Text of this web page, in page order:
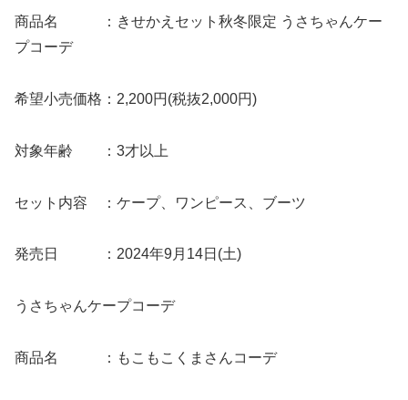
商品名 ：きせかえセット秋冬限定 うさちゃんケー
プコーデ
希望小売価格：2,200円(税抜2,000円)
対象年齢 ：3才以上
セット内容 ：ケープ、ワンピース、ブーツ
発売日 ：2024年9月14日(土)
うさちゃんケープコーデ
商品名 ：もこもこくまさんコーデ